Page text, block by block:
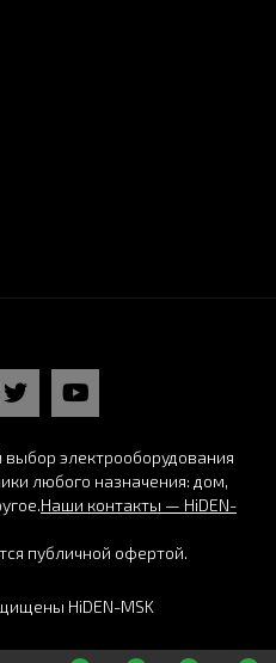
электрооборудования
любого назначения: дом,
Наши контакты — HiDEN-
публичной офертой.
HiDEN-MSK